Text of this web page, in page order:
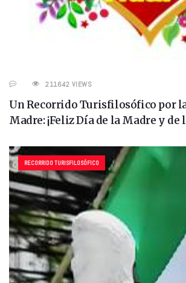
211642 VIEWS
Un Recorrido Turisfilosófico por
Madre: ¡Feliz Día de la Madre y de
RECORRIDO TURISFILOSÓFICO